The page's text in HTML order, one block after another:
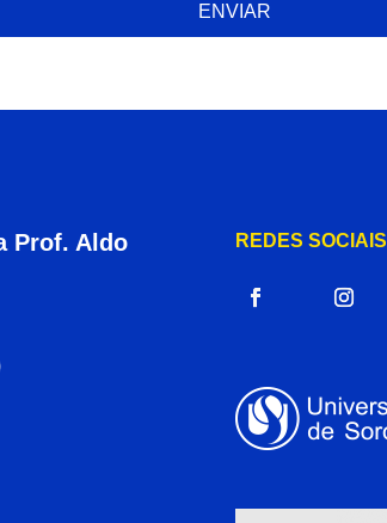
ENVIAR
Prof. Aldo
REDES SOCIAIS